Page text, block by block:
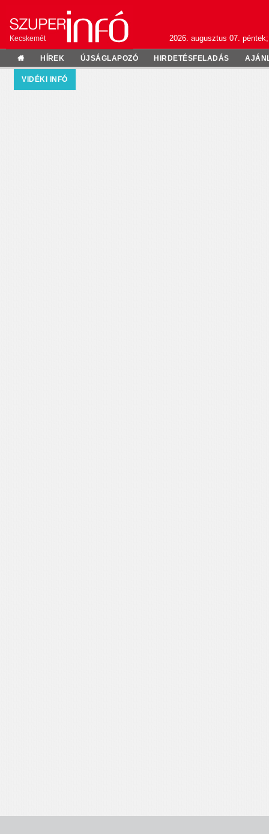
Kecskemét 2026. augusztus 07.
HÍREK ÚJSÁGLAPOZÓ HIRDETÉSFELADÁS
VIDÉKI INFÓ